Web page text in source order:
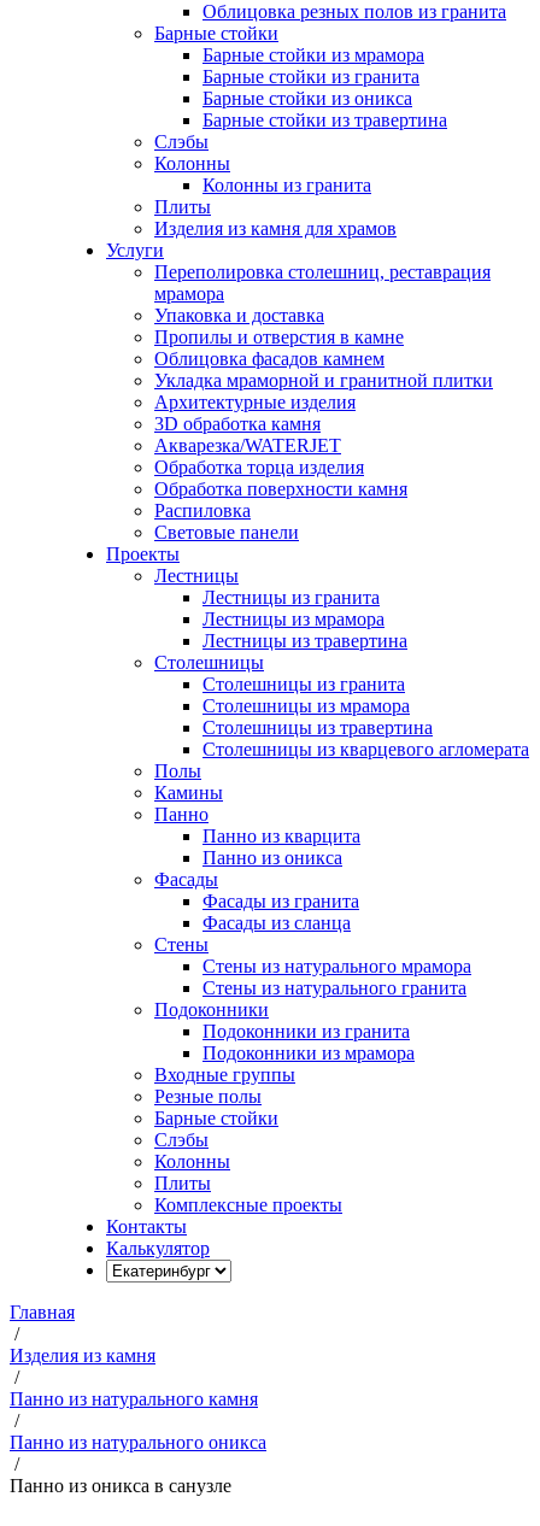
Облицовка резных полов из гранита
Барные стойки
Барные стойки из мрамора
Барные стойки из гранита
Барные стойки из оникса
Барные стойки из травертина
Слэбы
Колонны
Колонны из гранита
Плиты
Изделия из камня для храмов
Услуги
Переполировка столешниц, реставрация
мрамора
Упаковка и доставка
Пропилы и отверстия в камне
Облицовка фасадов камнем
Укладка мраморной и гранитной плитки
Архитектурные изделия
3D обработка камня
Акварезка/WATERJET
Обработка торца изделия
Обработка поверхности камня
Распиловка
Световые панели
Проекты
Лестницы
Лестницы из гранита
Лестницы из мрамора
Лестницы из травертина
Столешницы
Столешницы из гранита
Столешницы из мрамора
Столешницы из травертина
Столешницы из кварцевого агломерата
Полы
Камины
Панно
Панно из кварцита
Панно из оникса
Фасады
Фасады из гранита
Фасады из сланца
Стены
Стены из натурального мрамора
Стены из натурального гранита
Подоконники
Подоконники из гранита
Подоконники из мрамора
Входные группы
Резные полы
Барные стойки
Слэбы
Колонны
Плиты
Комплексные проекты
Контакты
Калькулятор
Главная
/
Изделия из камня
/
Панно из натурального камня
/
Панно из натурального оникса
/
Панно из оникса в санузле